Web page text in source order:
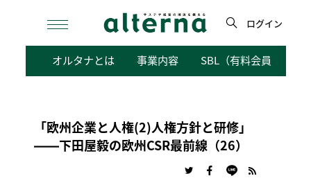
検
ログイン
オルタナとは 事業内容 SBL（有料会員向けサ
「欧州企業と人権(2)人権方針と研修」
――下田屋毅の欧州CSR最前線（26）